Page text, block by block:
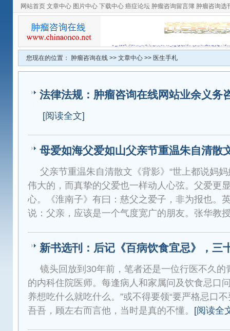
网站首页 文章中心 图片中心 下载中心 癌症论坛 肿瘤咨询留言簿 肿瘤咨询选
您现在的位置： 肿瘤咨询在线 >> 文章中心 >> 医生手札
法律法规：肿瘤咨询在线网站业余义务
[阅读全文]
母爱如海父爱如山父亲节重温朱自清散
父亲节重温朱自清散文《背影》“世上都说妈
伟大的，而真挚的父爱也一样动人心弦。父爱更
心。《淮南子》有曰：慈父之爱子，非为报也。
说：父亲，应该是一个气度宽广的朋友。张华教
新书选刊：后记《百病饮食宜忌》，三
镜头回放到30年前，笔者还是一位行医不久
的内科住院医师。每逢病人和家属问及饮食忌口
养想吃什么就吃什么。”或不得要领“要严格忌口
吾吾，顾左右而言他，当时是真的不懂。 [阅读全